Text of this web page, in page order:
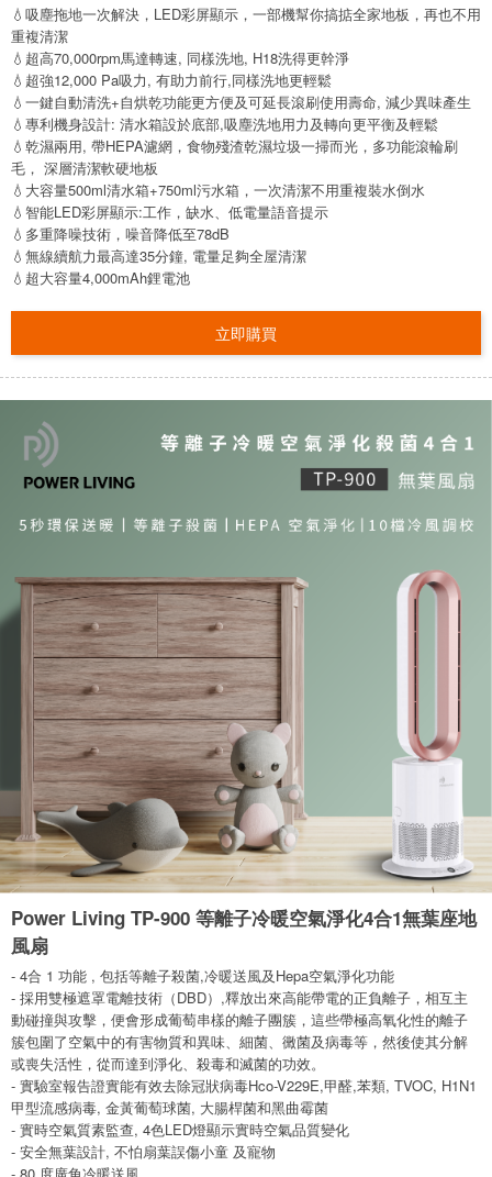
💧吸塵拖地一次解決，LED彩屏顯示，一部機幫你搞掂全家地板，再也不用
重複清潔
💧超高70,000rpm馬達轉速, 同樣洗地, H18洗得更幹淨
💧超強12,000 Pa吸力, 有助力前行,同樣洗地更輕鬆
💧一鍵自動清洗+自烘乾功能更方便及可延長滾刷使用壽命, 減少異味產生
💧專利機身設計: 清水箱設於底部,吸塵洗地用力及轉向更平衡及輕鬆
💧乾濕兩用, 帶HEPA濾網，食物殘渣乾濕垃圾一掃而光，多功能滾輪刷
毛， 深層清潔軟硬地板
💧大容量500ml清水箱+750ml污水箱，一次清潔不用重複裝水倒水
💧智能LED彩屏顯示:工作，缺水、低電量語音提示
💧多重降噪技術，噪音降低至78dB
💧無線續航力最高達35分鐘, 電量足夠全屋清潔
💧超大容量4,000mAh鋰電池
立即購買
Power Living TP-900 等離子冷暖空氣淨化4合1無葉座地
風扇
- 4合 1 功能 , 包括等離子殺菌,冷暖送風及Hepa空氣淨化功能
- 採用雙極遮罩電離技術（DBD）,釋放出來高能帶電的正負離子，相互主
動碰撞與攻擊，便會形成葡萄串樣的離子團簇，這些帶極高氧化性的離子
簇包圍了空氣中的有害物質和異味、細菌、黴菌及病毒等，然後使其分解
或喪失活性，從而達到淨化、殺毒和滅菌的功效。
- 實驗室報告證實能有效去除冠狀病毒Hco-V229E,甲醛,苯類, TVOC, H1N1
甲型流感病毒, 金黃葡萄球菌, 大腸桿菌和黑曲霉菌
- 實時空氣質素監查, 4色LED燈顯示實時空氣品質變化
- 安全無葉設計, 不怕扇葉誤傷小童 及寵物
- 80 度廣角冷暖送風